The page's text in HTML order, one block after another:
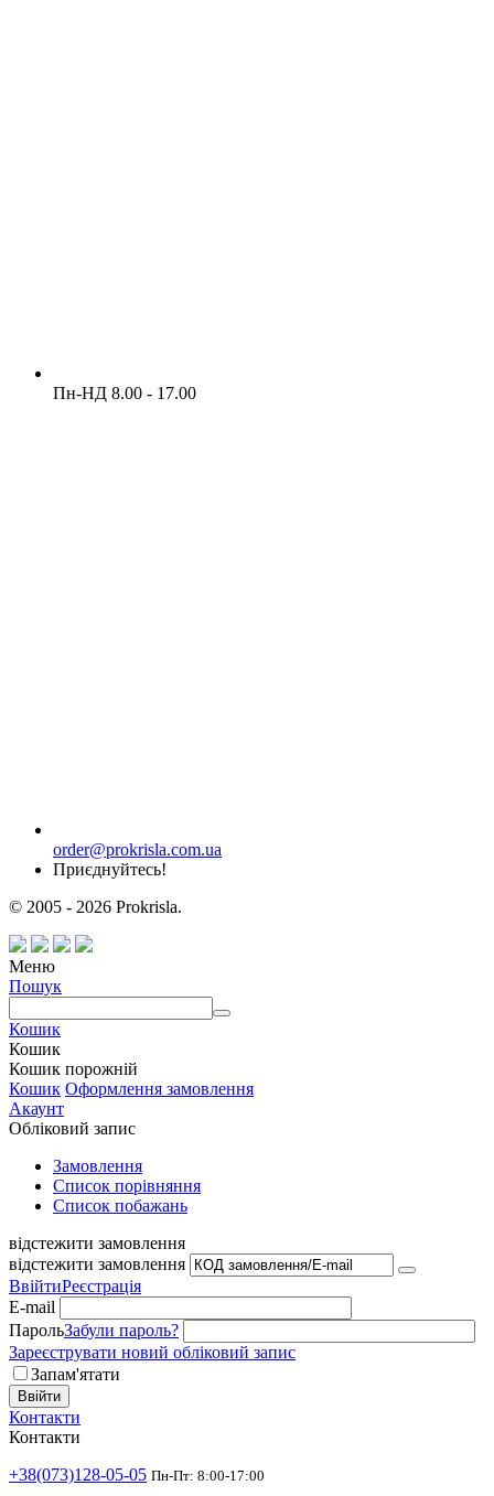
Пн-НД 8.00 - 17.00
order@prokrisla.com.ua
Приєднуйтесь!
© 2005 - 2026 Prokrisla.
Меню
Пошук
Кошик
Кошик
Кошик порожній
Кошик Оформлення замовлення
Акаунт
Обліковий запис
Замовлення
Cписок порівняння
Список побажань
відстежити замовлення
відстежити замовлення
ВвійтиРеєстрація
E-mail
ПарольЗабули пароль?
Зареєструвати новий обліковий запис
Запам'ятати
Ввійти
Контакти
Контакти
+38(073)128-05-05 Пн-Пт: 8:00-17:00